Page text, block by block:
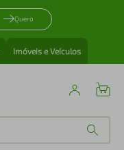
Quero
Imóveis e Veículos